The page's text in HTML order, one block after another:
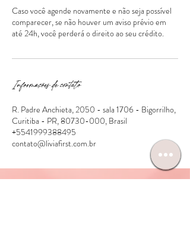
Caso você agende novamente e não seja possível
comparecer, se não houver um aviso prévio em
Informações de contato
R. Padre Anchieta, 2050 - sala 1706 - Bigorrilho,
Curitiba - PR, 80730-000, Brasil
+5541999388495
contato@liviafirst.com.br